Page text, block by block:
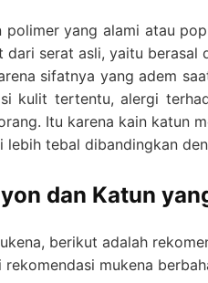
yang alami atau
dari serat asli, yaitu berasal
sifatnya yang adem
kulit tertentu, alergi
Itu karena kain katun
tebal dibandingkan
dan Katun
berikut adalah
mukena